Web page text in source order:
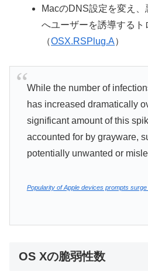
MacのDNS設定を変え
へユーザーを誘導するト
（OSX.RSPlug.A）
While the number of
has increased dramatically
significant amount of this
accounted for by grayware,
potentially unwanted or
Popularity of Apple devices prompts
OS Xの脆弱性数